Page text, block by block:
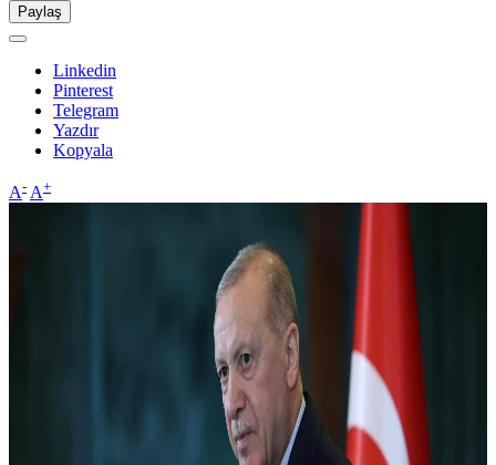
Paylaş
Linkedin
Pinterest
Telegram
Yazdır
Kopyala
A- A+